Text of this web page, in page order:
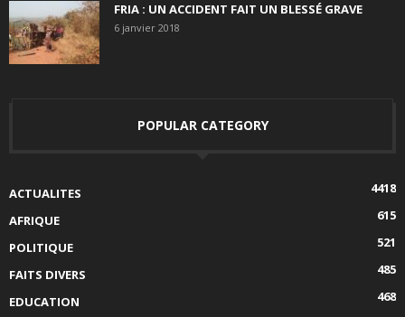
FRIA : UN ACCIDENT FAIT UN BLESSÉ GRAVE
6 janvier 2018
POPULAR CATEGORY
ACTUALITES
4418
AFRIQUE
615
POLITIQUE
521
FAITS DIVERS
485
EDUCATION
468